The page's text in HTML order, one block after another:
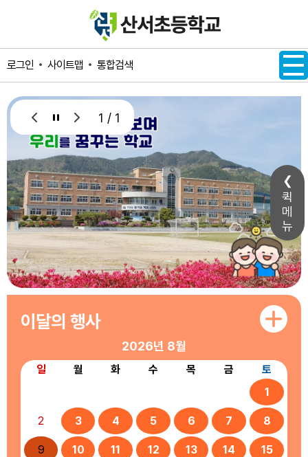
퀵
메
뉴
로그인 사이트맵 통합검색
1 / 1
이달의 행사
2026년 8월
일 월 화 수 목 금
토
1
2 3 4 5 6 7 8
9 10 11 12 13 14 15